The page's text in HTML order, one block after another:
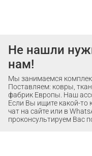
Не нашли
нам!
Мы занимаемся
Поставляем: ковры,
фабрик Европы. Наш
Если Вы ищите какой-то
чат на сайте или в
проконсультируем Вас